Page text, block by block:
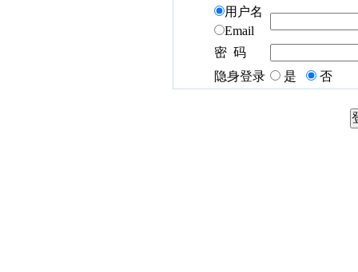
用户名
Email
密 码
隐身登录
是 否